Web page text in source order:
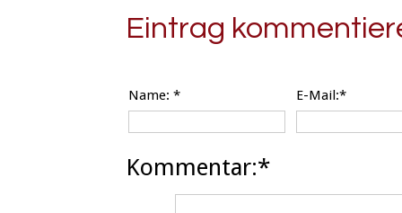
Eintrag
Name: * E-Mail:*
Kommentar:*